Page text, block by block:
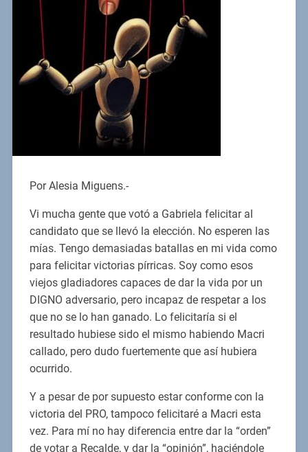
Por Alesia Miguens.-
Vi mucha gente que votó a Gabriela felicitar al
candidato que se llevó la elección. No esperen las
mías. Tengo demasiadas batallas en mi vida como
para felicitar victorias pírricas. Soy como esos
viejos gladiadores capaces de dar la vida por un
DIGNO adversario, pero incapaz de respetar a los
que no se lo han ganado. Lo felicitaría si el
resultado hubiese sido el mismo habiendo Macri
callado, pero dudo fuertemente que así hubiera
ocurrido.
Y a pesar de por supuesto estar conforme con la
victoria del PRO, tampoco felicitaré a Macri esta
vez. Para mí no hay diferencia entre dar la “orden”
de votar a Recalde, y dar la “opinión”, haciéndole